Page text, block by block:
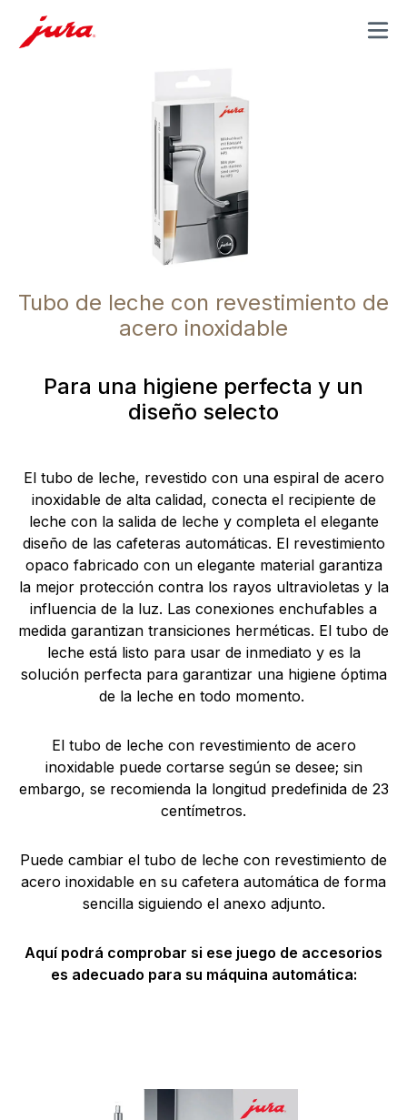
MENU
Tubo de leche con revestimiento de
acero inoxidable
Para una higiene perfecta y un
diseño selecto
El tubo de leche, revestido con una espiral de acero
inoxidable de alta calidad, conecta el recipiente de
leche con la salida de leche y completa el elegante
diseño de las cafeteras automáticas. El revestimiento
opaco fabricado con un elegante material garantiza
la mejor protección contra los rayos ultravioletas y la
influencia de la luz. Las conexiones enchufables a
medida garantizan transiciones herméticas. El tubo de
leche está listo para usar de inmediato y es la
solución perfecta para garantizar una higiene óptima
de la leche en todo momento.
El tubo de leche con revestimiento de acero
inoxidable puede cortarse según se desee; sin
embargo, se recomienda la longitud predefinida de 23
centímetros.
Puede cambiar el tubo de leche con revestimiento de
acero inoxidable en su cafetera automática de forma
sencilla siguiendo el anexo adjunto.
Aquí podrá comprobar si ese juego de accesorios
es adecuado para su máquina automática: